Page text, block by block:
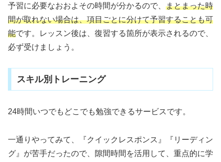
予習に必要なおおよその時間が分かるので、 まとまった時
間が取れない場合は、項目ごとに分けて予習することも可
能です。レッスン後は、復習する箇所が表示されるので、
必ず受けましょう。
スキル別トレーニング
24時間いつでもどこでも勉強できるサービスです。
一通りやってみて、『クイックレスポンス』『リーディン
グ』が苦手だったので、隙間時間を活用して、重点的に学